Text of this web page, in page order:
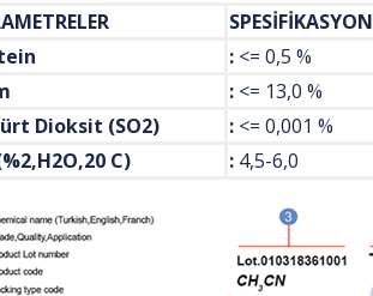
: <= 0,5 %
: <= 13,0 %
Dioksit (SO2)
: <= 0,001 %
C)
: 4,5-6,0